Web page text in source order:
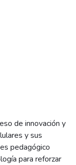
de innovación y
y sus
pedagógico
para reforzar